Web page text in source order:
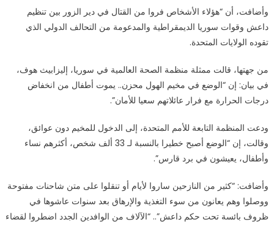
الهول
للنازحين
وأضافت، أن “هؤلاء الأشخاص فروا من القتال في دير الزور بين تنظيم
داعش وقوات سوريا الديمقراطية والمدعومة من التحالف الدولي الذي
تقوده الولايات المتحدة.
من جهتها، قالت ممثلة منظمة الصحة العالمية في سوريا، إليزابيث هوف،
في بيان: إن “الوضع في مخيم الهول محزن.. يموت أطفال من انخفاض
درجات الحرارة مع فرار عائلاتهم سعيا للأمان”.
ودعت المنظمة التابعة للأمم المتحدة، إلى الدخول للمخيم دون عوائق،
وقالت، إن “الوضع أصبح خطيرا بالنسبة لـ 33 ألف شخص، أكثرهم نساء
وأطفال، يعيشون في برد قارس”.
وأضافت: “كثير من النازحين ساروا لأيام أو تنقلوا على متن شاحنات مفتوحة
ووصلوا وهم يعانون من سوء التغذية والإرهاق بعد سنوات عاشوها في
ظروف بائسة تحت حكم داعش”.. “الآلاف من الوافدين الجدد اضطروا لقضاء